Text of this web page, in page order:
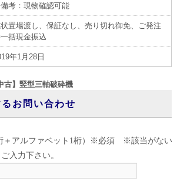
備考：現物確認可能
置場渡し、保証なし、売り切れ御免、ご発注
括現金振込
年1月28日
古】竪型三軸破砕機
お問い合わせ